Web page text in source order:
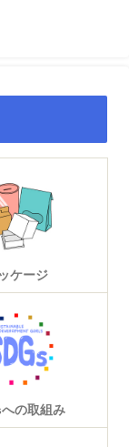
ケージ
の取組み